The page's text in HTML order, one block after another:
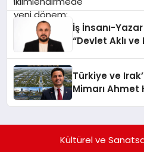
İş İnsanı-
“Devlet Aklı ve
Türkiye ve
Mimarı Ahmet
Hayata
Kültürel ve